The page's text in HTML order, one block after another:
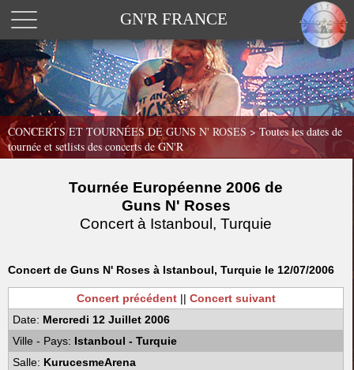
GN'R FRANCE
CONCERTS ET TOURNÉES DE GUNS N' ROSES > Toutes les dates de
tournée et setlists des concerts de GN'R
Tournée Européenne 2006 de
Guns N' Roses
Concert à Istanboul, Turquie
Concert de Guns N' Roses à Istanboul, Turquie le 12/07/2006
Concert précédent|| Concert suivant
Date: Mercredi 12 Juillet 2006
Ville - Pays: Istanboul - Turquie
Salle: KurucesmeArena